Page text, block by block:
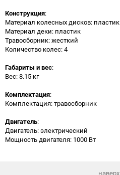
Конструкция:
Материал колесных дисков: пластик
Материал деки: пластик
Травосборник: жесткий
Количество колес: 4
Габариты и вес:
Вес: 8.15 кг
Комплектация:
Комплектация: травосборник
Двигатель:
Двигатель: электрический
Мощность двигателя: 1000 Вт
наверх